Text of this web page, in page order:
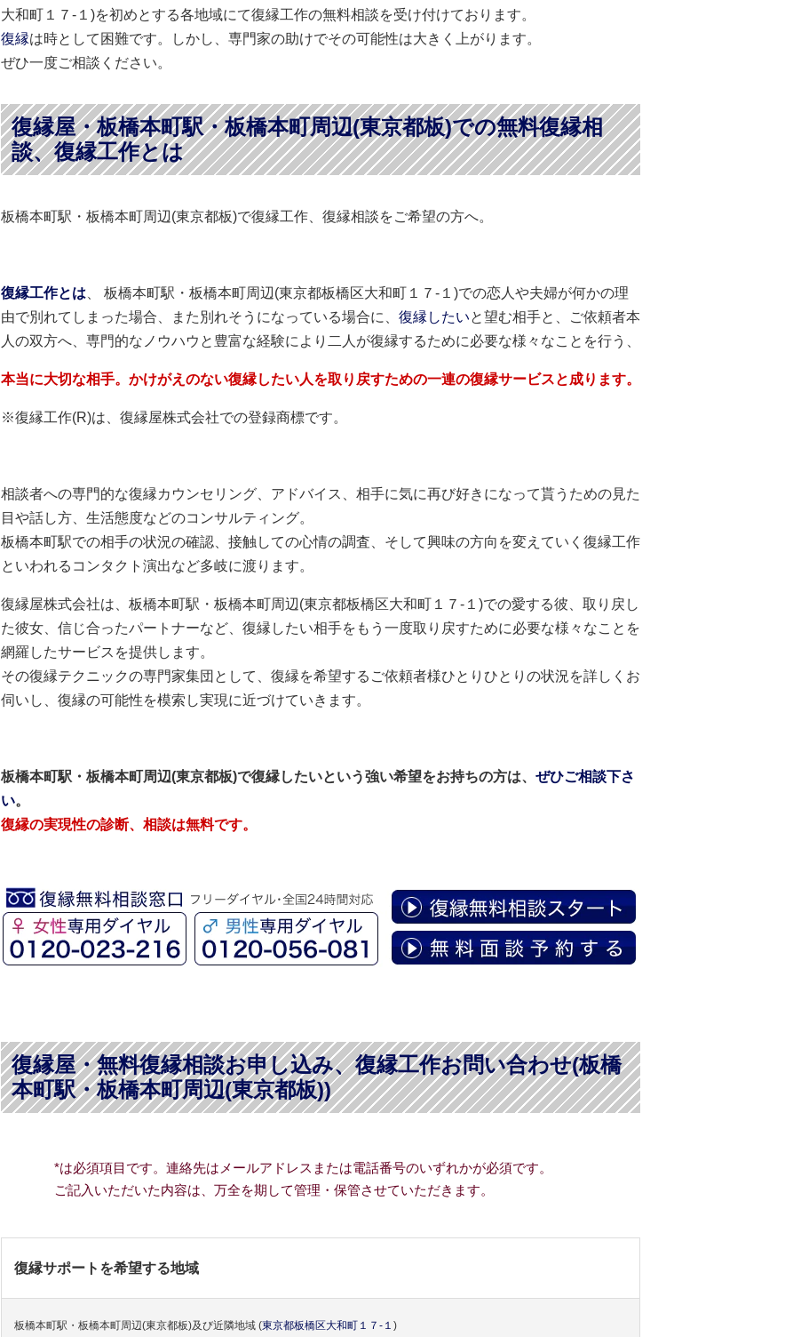
大和町１７-１)を初めとする各地域にて復縁工作の無料相談を受け付けております。
復縁は時として困難です。しかし、専門家の助けでその可能性は大きく上がります。
ぜひ一度ご相談ください。
復縁屋・板橋本町駅・板橋本町周辺(東京都板)での無料復縁相
談、復縁工作とは
板橋本町駅・板橋本町周辺(東京都板)で復縁工作、復縁相談をご希望の方へ。
復縁工作とは 、 板橋本町駅・板橋本町周辺(東京都板橋区大和町１７-１)での恋人や夫婦が何かの理
由で別れてしまった場合、また別れそうになっている場合に、 復縁したいと望む相手と、ご依頼者本
人の双方へ、専門的なノウハウと豊富な経験により二人が復縁するために必要な様々なことを行う、
本当に大切な相手。かけがえのない復縁したい人を取り戻すための一連の復縁サービスと成ります。
※復縁工作(R)は、復縁屋株式会社での登録商標です。
相談者への専門的な復縁カウンセリング、アドバイス、相手に気に再び好きになって貰うための見た
目や話し方、生活態度などのコンサルティング。
板橋本町駅での相手の状況の確認、接触しての心情の調査、そして興味の方向を変えていく復縁工作
といわれるコンタクト演出など多岐に渡ります。
復縁屋株式会社は、板橋本町駅・板橋本町周辺(東京都板橋区大和町１７-１)での愛する彼、取り戻し
た彼女、信じ合ったパートナーなど、復縁したい相手をもう一度取り戻すために必要な様々なことを
網羅したサービスを提供します。
その復縁テクニックの専門家集団として、復縁を希望するご依頼者様ひとりひとりの状況を詳しくお
伺いし、復縁の可能性を模索し実現に近づけていきます。
板橋本町駅・板橋本町周辺(東京都板)で復縁したいという強い希望をお持ちの方は、 ぜひご相談下さ
い。
復縁の実現性の診断、相談は無料です。
復縁屋・無料復縁相談お申し込み、復縁工作お問い合わせ(板橋
本町駅・板橋本町周辺(東京都板))
*は必須項目です。連絡先はメールアドレスまたは電話番号のいずれかが必須です。
ご記入いただいた内容は、万全を期して管理・保管させていただきます。
復縁サポートを希望する地域
板橋本町駅・板橋本町周辺(東京都板)及び近隣地域 (東京都板橋区大和町１７-１ )